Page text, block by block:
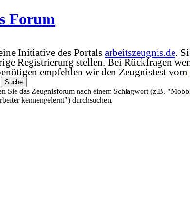
Forum
Initiative des Portals arbeitszeugnis.de.
Registrierung stellen. Bei Rückfragen
empfehlen wir den Zeugnistest vom
Sie das Zeugnisforum nach einem Schlagwort (z.B.
kennengelernt") durchsuchen.